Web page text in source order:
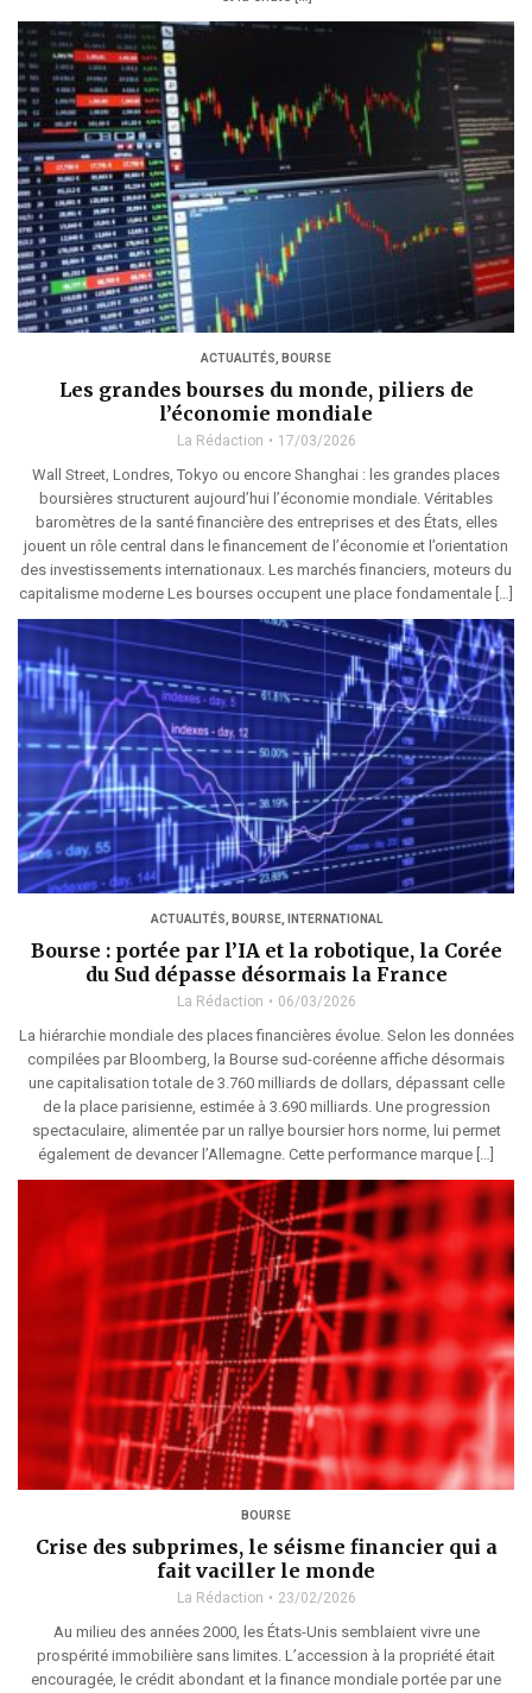
ACTUALITÉS BOURSE
Les grandes bourses du monde, piliers de
l’économie mondiale
La Rédaction 17/03/2026
Wall Street, Londres, Tokyo ou encore Shanghai : les grandes places
boursières structurent aujourd’hui l’économie mondiale. Véritables
baromètres de la santé financière des entreprises et des États, elles
jouent un rôle central dans le financement de l’économie et l’orientation
des investissements internationaux. Les marchés financiers, moteurs du
capitalisme moderne Les bourses occupent une place fondamentale […]
ACTUALITÉS BOURSE, INTERNATIONAL
Bourse : portée par l’IA et la robotique, la Corée
du Sud dépasse désormais la France
La Rédaction 06/03/2026
La hiérarchie mondiale des places financières évolue. Selon les données
compilées par Bloomberg, la Bourse sud-coréenne affiche désormais
une capitalisation totale de 3.760 milliards de dollars, dépassant celle
de la place parisienne, estimée à 3.690 milliards. Une progression
spectaculaire, alimentée par un rallye boursier hors norme, lui permet
également de devancer l’Allemagne. Cette performance marque […]
BOURSE
Crise des subprimes, le séisme financier qui a
fait vaciller le monde
La Rédaction 23/02/2026
Au milieu des années 2000, les États-Unis semblaient vivre une
prospérité immobilière sans limites. L’accession à la propriété était
encouragée, le crédit abondant et la finance mondiale portée par une